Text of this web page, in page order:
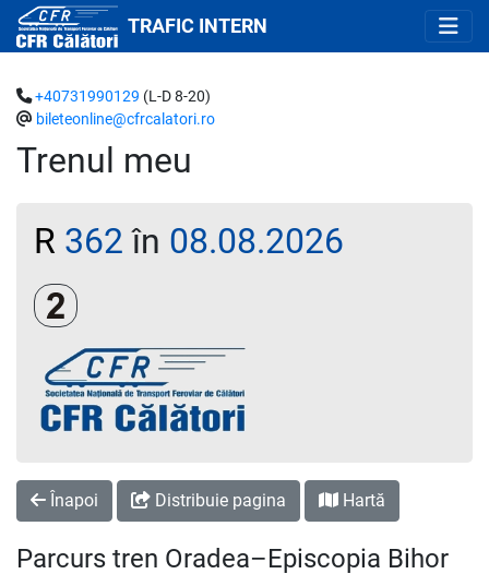
TRAFIC INTERN
Trenul meu
+40731990129 (L-D 8-20)
bileteonline@cfrcalatori.ro
R 362 în 08.08.2026
Clasa a 2-a
Înapoi Distribuie pagina Hartă
Parcurs tren Oradea–Episcopia Bihor